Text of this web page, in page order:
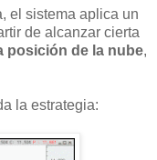
el sistema aplica un
de alcanzar cierta
posición de la nube,
la estrategia: